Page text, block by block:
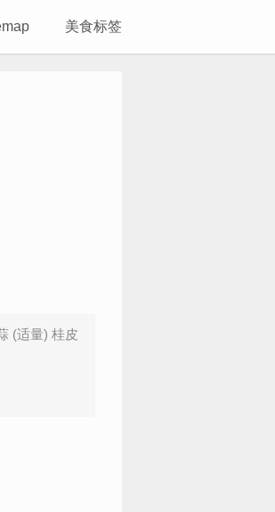
美食标签
(适量) 桂皮